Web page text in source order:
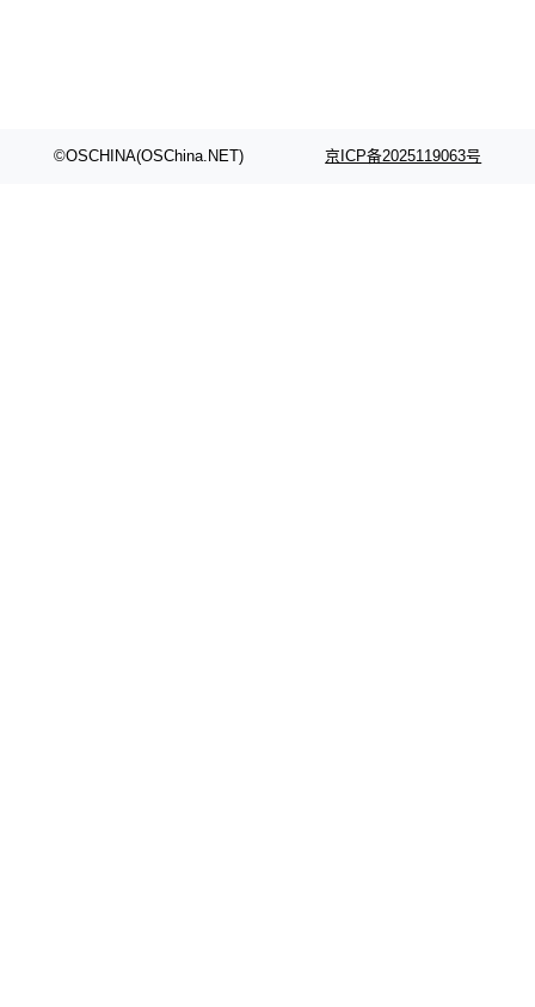
©OSCHINA(OSChina.NET) 京ICP备2025119063号